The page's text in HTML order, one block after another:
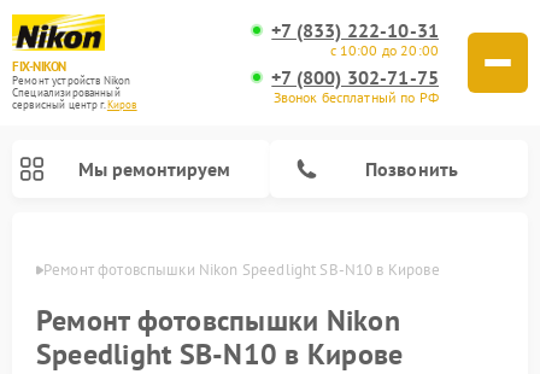
FIX-NIKON
Ремонт устройств Nikon
Специализированный
cервисный центр г.Киров
+7 (833) 222-10-31
с 10:00 до 20:00
+7 (800) 302-71-75
Звонок бесплатный по РФ
Мы ремонтируем Позвонить
Ремонт фотовспышки Nikon Speedlight SB-N10 в Кирове
Ремонт фотовспышки Nikon
Speedlight SB-N10 в Кирове